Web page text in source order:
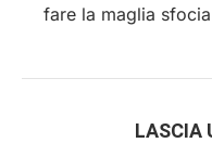
fare la maglia
LASCIA